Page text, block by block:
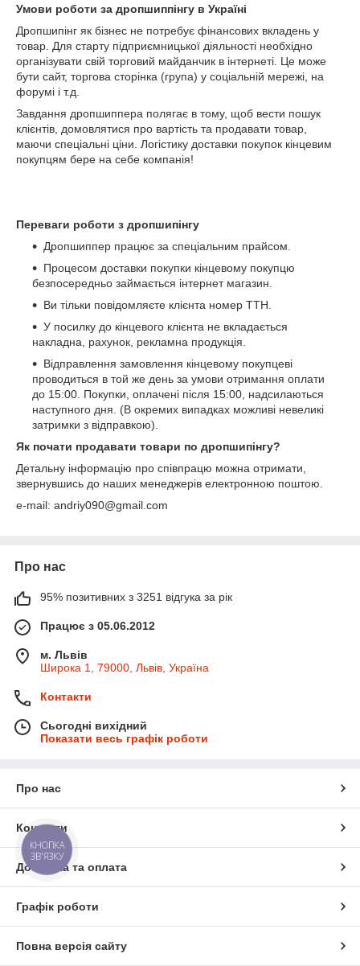
Умови роботи за дропшиппінгу в Україні
Дропшипінг як бізнес не потребує фінансових вкладень у
товар. Для старту підприємницької діяльності необхідно
організувати свій торговий майданчик в інтернеті. Це може
бути сайт, торгова сторінка (група) у соціальній мережі, на
форумі і т.д.
Завдання дропшиппера полягає в тому, щоб вести пошук
клієнтів, домовлятися про вартість та продавати товар,
маючи спеціальні ціни. Логістику доставки покупок кінцевим
покупцям бере на себе компанія!
Переваги роботи з дропшипінгу
Дропшиппер працює за спеціальним прайсом.
Процесом доставки покупки кінцевому покупцю
безпосередньо займається інтернет магазин.
Ви тільки повідомляєте клієнта номер ТТН.
У посилку до кінцевого клієнта не вкладається
накладна, рахунок, рекламна продукція.
Відправлення замовлення кінцевому покупцеві
проводиться в той же день за умови отримання оплати
до 15:00. Покупки, оплачені після 15:00, надсилаються
наступного дня. (В окремих випадках можливі невеликі
затримки з відправкою).
Як почати продавати товари по дропшипінгу?
Детальну інформацію про співпрацю можна отримати,
звернувшись до наших менеджерів електронною поштою.
e-mail: andriy090@gmail.com
Про нас
95% позитивних з 3251 відгука за рік
Працює з 05.06.2012
м. Львів
Широка 1, 79000, Львів, Україна
Контакти
Сьогодні вихідний
Показати весь графік роботи
Про нас
Контакти
Доставка та оплата
Графік роботи
Повна версія сайту
КНОПКА
ЗВ'ЯЗКУ